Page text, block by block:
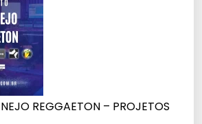
REGGAETON – PROJETOS